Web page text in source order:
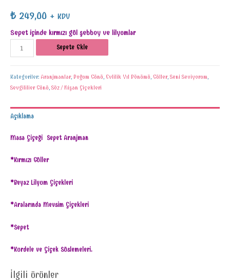
₺249,00 + KDV
Sepet içinde kırmızı gül şebboy ve lilyumlar
Sepete Ekle
Kategoriler: Aranjmanlar, Doğum Günü, Evlilik Yıl Dönümü, Güller, Seni Seviyorum,
Sevgililier Günü, Söz / Nişan Çiçekleri
Açıklama
Masa Çiçeği Sepet Aranjman
*Kırmızı Güller
*Beyaz Lilyum Çiçekleri
*Aralarında Mevsim Çiçekleri
*Sepet
*Kurdele ve Çiçek Süslemeleri.
İlgili ürünler